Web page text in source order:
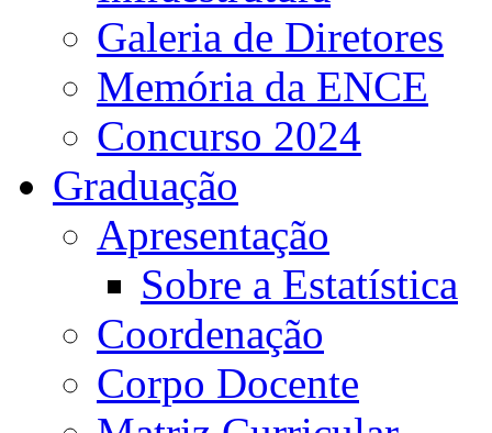
Galeria de Diretores
Memória da ENCE
Concurso 2024
Graduação
Apresentação
Sobre a Estatística
Coordenação
Corpo Docente